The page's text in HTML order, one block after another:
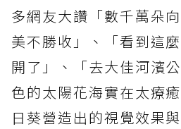
多網友大讚「數千萬朵
美不勝收」、「看到這
開了」、「去大佳河濱
色的太陽花海實在太療
日葵營造出的視覺效果